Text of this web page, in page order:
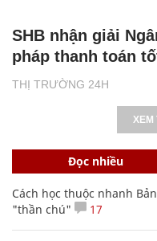
THỊ TRƯỜNG 24H
SHB nhận giải
pháp thanh toán
XEM
Đọc nhiều
Cách học thuộc nhanh
"thần chú"
17